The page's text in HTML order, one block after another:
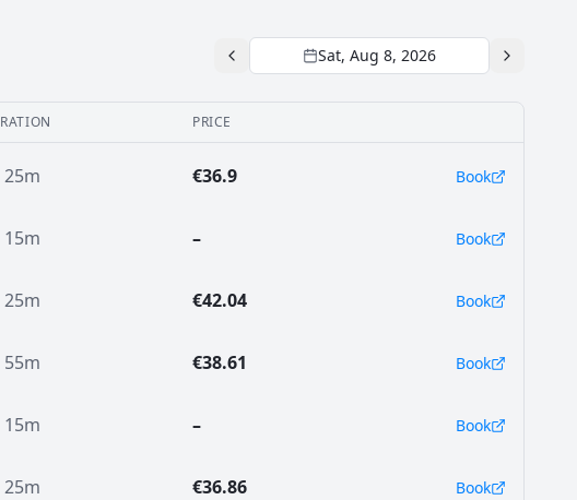
Sat, Aug 8, 2026
PRICE
€36.9 Book
– Book
€42.04 Book
€38.61 Book
– Book
€36.86 Book